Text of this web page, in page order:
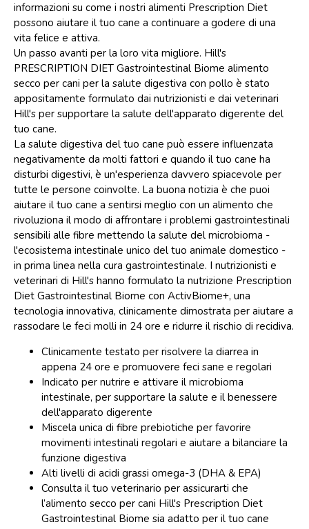
informazioni su come i nostri alimenti Prescription Diet
possono aiutare il tuo cane a continuare a godere di una
vita felice e attiva.
Un passo avanti per la loro vita migliore. Hill's
PRESCRIPTION DIET Gastrointestinal Biome alimento
secco per cani per la salute digestiva con pollo è stato
appositamente formulato dai nutrizionisti e dai veterinari
Hill's per supportare la salute dell'apparato digerente del
tuo cane.
La salute digestiva del tuo cane può essere influenzata
negativamente da molti fattori e quando il tuo cane ha
disturbi digestivi, è un'esperienza davvero spiacevole per
tutte le persone coinvolte. La buona notizia è che puoi
aiutare il tuo cane a sentirsi meglio con un alimento che
rivoluziona il modo di affrontare i problemi gastrointestinali
sensibili alle fibre mettendo la salute del microbioma -
l'ecosistema intestinale unico del tuo animale domestico -
in prima linea nella cura gastrointestinale. I nutrizionisti e
veterinari di Hill's hanno formulato la nutrizione Prescription
Diet Gastrointestinal Biome con ActivBiome+, una
tecnologia innovativa, clinicamente dimostrata per aiutare a
rassodare le feci molli in 24 ore e ridurre il rischio di recidiva.
Clinicamente testato per risolvere la diarrea in
appena 24 ore e promuovere feci sane e regolari
Indicato per nutrire e attivare il microbioma
intestinale, per supportare la salute e il benessere
dell'apparato digerente
Miscela unica di fibre prebiotiche per favorire
movimenti intestinali regolari e aiutare a bilanciare la
funzione digestiva
Alti livelli di acidi grassi omega-3 (DHA & EPA)
Consulta il tuo veterinario per assicurarti che
l’alimento secco per cani Hill's Prescription Diet
Gastrointestinal Biome sia adatto per il tuo cane